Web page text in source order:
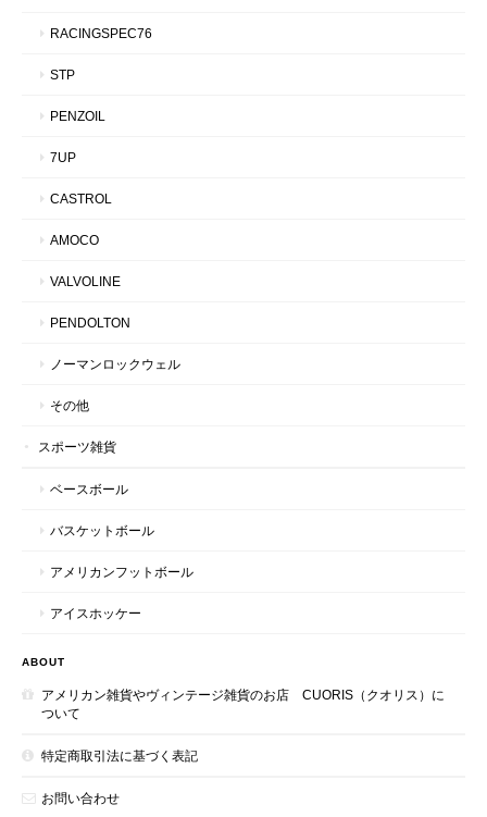
RACINGSPEC76
STP
PENZOIL
7UP
CASTROL
AMOCO
VALVOLINE
PENDOLTON
ノーマンロックウェル
その他
スポーツ雑貨
ベースボール
バスケットボール
アメリカンフットボール
アイスホッケー
ABOUT
アメリカン雑貨やヴィンテージ雑貨のお店 CUORIS（クオリス）に
ついて
特定商取引法に基づく表記
お問い合わせ